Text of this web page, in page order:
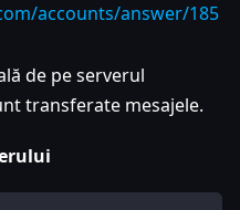
accounts/answer/185
de pe serverul
transferate mesajele.